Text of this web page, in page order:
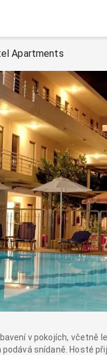
Apartments
v pokojích, včetně
snídaně. Hosté